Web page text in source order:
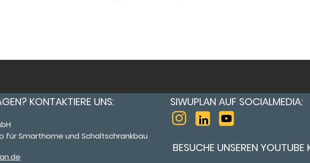
KONTAKTIERE UNS:
für Smarthome und Schaltschrankbau
SIWUPLAN AUF SOCIALMEDIA:
BESUCHE UNSEREN YOUTUBE